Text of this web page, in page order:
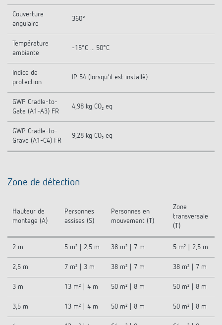
Couverture
angulaire
360°
Température
ambiante
-15°C ... 50°C
Indice de
protection
IP 54 (lorsqu'il est installé)
GWP Cradle-to-
Gate (A1-A3) FR
4,98 kg CO₂ eq
GWP Cradle-to-
Grave (A1-C4) FR
9,28 kg CO₂ eq
Zone de détection
Hauteur de
montage (A)
Personnes
assises (S)
Personnes en
mouvement (T)
Zone
transversale
(T)
2 m 5 m² | 2,5 m 38 m² | 7 m 5 m² | 2,5 m
2,5 m 7 m² | 3 m 38 m² | 7 m 38 m² | 7 m
3 m 13 m² | 4 m 50 m² | 8 m 50 m² | 8 m
3,5 m 13 m² | 4 m 50 m² | 8 m 50 m² | 8 m